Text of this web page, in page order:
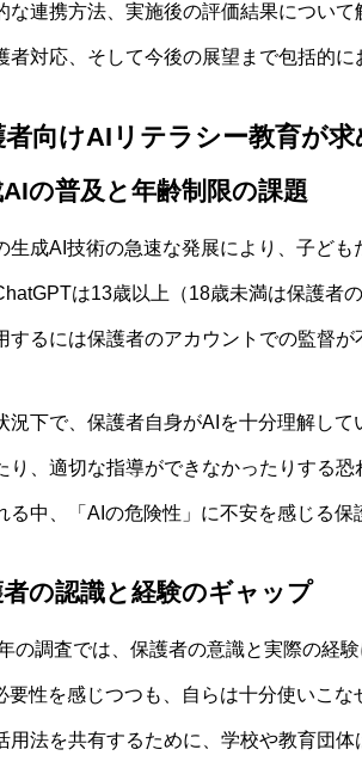
活用術
小学生向け生成AI家庭ルール作成ガ
な連携方法、実施後の評価結果につい
者対応、そして今後の展望まで包括的に
者向けAIリテラシー教育が
の普及と年齢制限の課題
生成AI技術の急速な発展により、子ど
は13歳以上（18歳未満は保護者
するには保護者のアカウントでの監督が
況下で、保護者自身がAIを十分理解し
り、適切な指導ができなかったりする
る中、「AIの危険性」に不安を感じる保
の認識と経験のギャップ
の調査では、保護者の意識と実際の経
要性を感じつつも、自らは十分使いこ
用法を共有するために、学校や教育団